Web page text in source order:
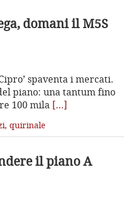
domani il M5S
spaventa i mercati.
piano: una tantum fino
100 mila […]
, quirinale
il piano A